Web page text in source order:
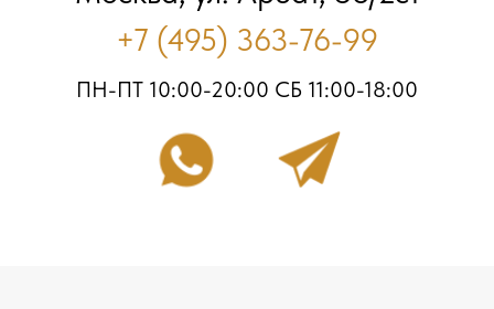
ПН-ПТ 10:00-20:00 СБ 11:00-18:00